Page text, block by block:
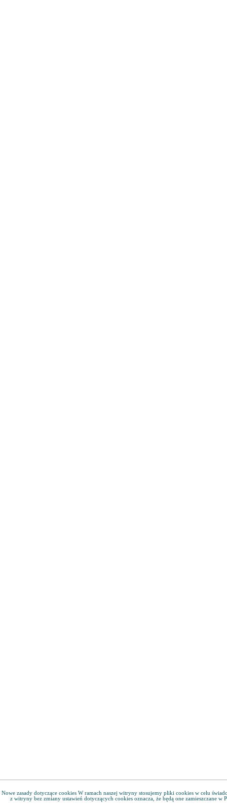
Nowe zasady dotyczące cookies W ramach naszej witryny stosujemy pliki cookies w celu
z witryny bez zmiany ustawień dotyczących cookies oznacza, że będą one zamieszczane